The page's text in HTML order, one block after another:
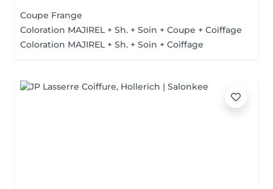
Coupe Frange
Coloration MAJIREL + Sh. + Soin + Coupe + Coiffage
Coloration MAJIREL + Sh. + Soin + Coiffage